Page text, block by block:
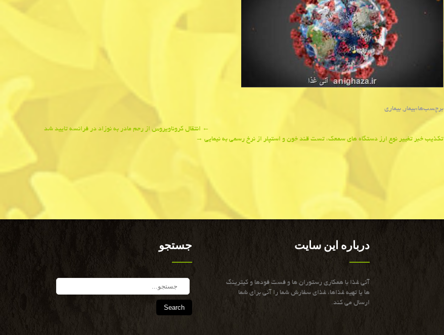
برچسب‌ها:بیمار, بیماری
navigation
← انتقال كروناویروس از رحم مادر به نوزاد در فرانسه تایید شد
تكذیب خبر تغییر نوع ارز دستگاه های سمعك، تست قند خون و استپلر از نرخ رسمی به نیمایی →
جستجو درباره این سایت
آنی غذا با همكاری رستوران ها و فست فودها و كیترینگ
ها یا تهیه غذاها، غذای سفارش شما را آنی برای شما
ارسال می كند.